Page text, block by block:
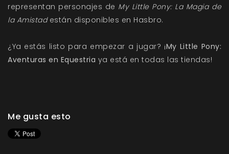
representan personajes de My Little Pony: La Magia de
la Amistadestán disponibles en Hasbro.
¿Ya estás listo para empezar a jugar? ¡My Little Pony:
Aventuras en Equestria ya está en todas las tiendas!
Me gusta esto